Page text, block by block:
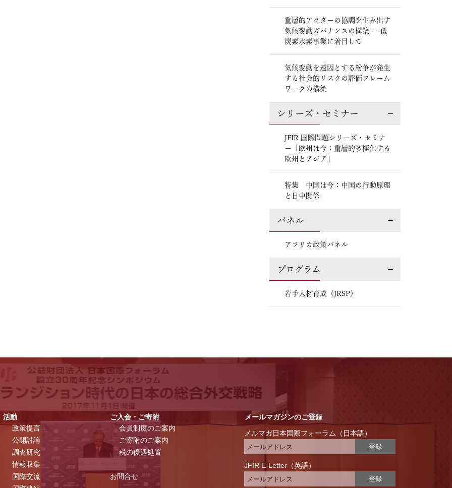
重層的アクターの協調を生み出す
気候変動ガバナンスの構築 ー 低
炭素水素事業に着目して
気候変動を遠因とする紛争が発生
する社会的リスクの評価フレーム
ワークの構築
シリーズ・セミナー
JFIR 国際問題シリーズ・セミナ
ー「欧州は今：重層的多極化する
欧州とアジア」
特集 中国は今：中国の行動原理
と日中関係
パネル
アフリカ政策パネル
プログラム
若手人材育成（JRSP）
活動
政策提言
公開討論
調査研究
情報収集
国際交流
ご入会・ご寄附
会員制度のご案内
ご寄附のご案内
税の優遇処置
お問合せ
メールマガジンのご登録
メルマガ日本国際フォーラム（日本語）
登録
JFIR E-Letter（英語）
登録